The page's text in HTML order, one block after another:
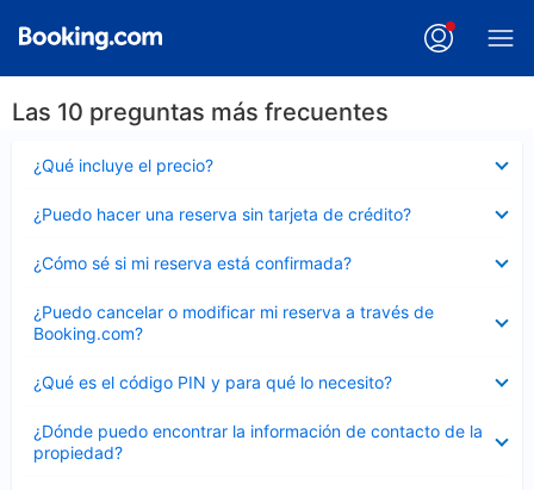
Las 10 preguntas más frecuentes
¿Qué incluye el precio?
cerrado
¿Puedo hacer una reserva sin tarjeta de crédito?
cerrado
¿Cómo sé si mi reserva está confirmada?
cerrado
¿Puedo cancelar o modificar mi reserva a través de
Booking.com?
cerrado
¿Qué es el código PIN y para qué lo necesito?
cerrado
¿Dónde puedo encontrar la información de contacto de la
propiedad?
cerrado